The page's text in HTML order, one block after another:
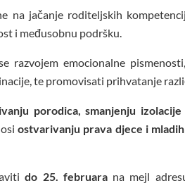
na jačanje roditeljskih
i međusobnu podršku.
razvojem emocionalne
te promovisati prihvatanje
porodica, smanjenju
ostvarivanju prava djece i
do 25. februara na mejl